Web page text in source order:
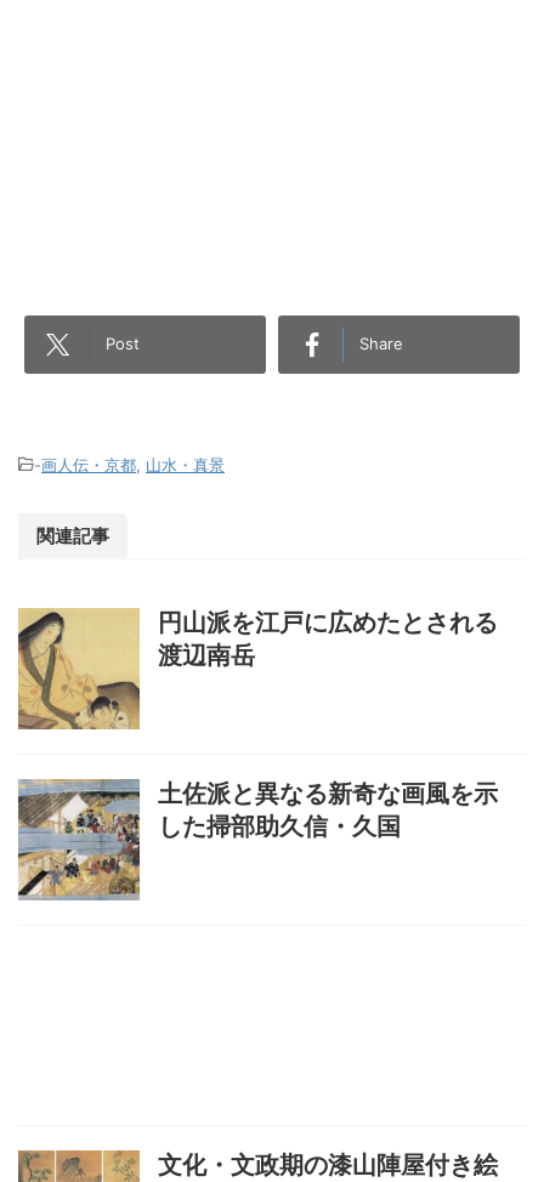
Post Share
-画人伝・京都, 山水・真景
関連記事
円山派を江戸に広めたとされる
渡辺南岳
土佐派と異なる新奇な画風を示
した掃部助久信・久国
文化・文政期の漆山陣屋付き絵